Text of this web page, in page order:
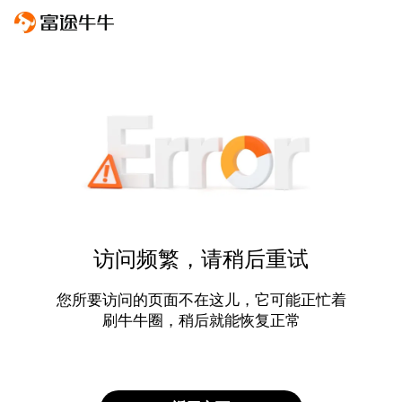
访问频繁，请稍后重试
您所要访问的页面不在这儿，它可能正忙着
刷牛牛圈，稍后就能恢复正常